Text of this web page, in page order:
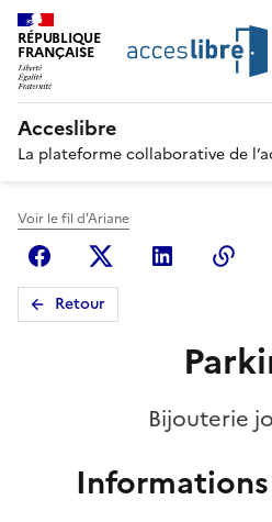
RÉPUBLIQUE
FRANÇAISE
Acceslibre
La plateforme collaborative de
Voir le fil d'Ariane
FacebookX (anciennement
Linkedin
Retour
Bijouterie